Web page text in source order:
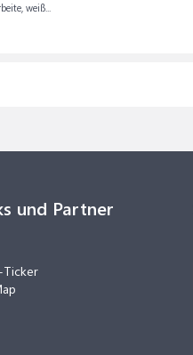
weiß...
und Partner
Ticker